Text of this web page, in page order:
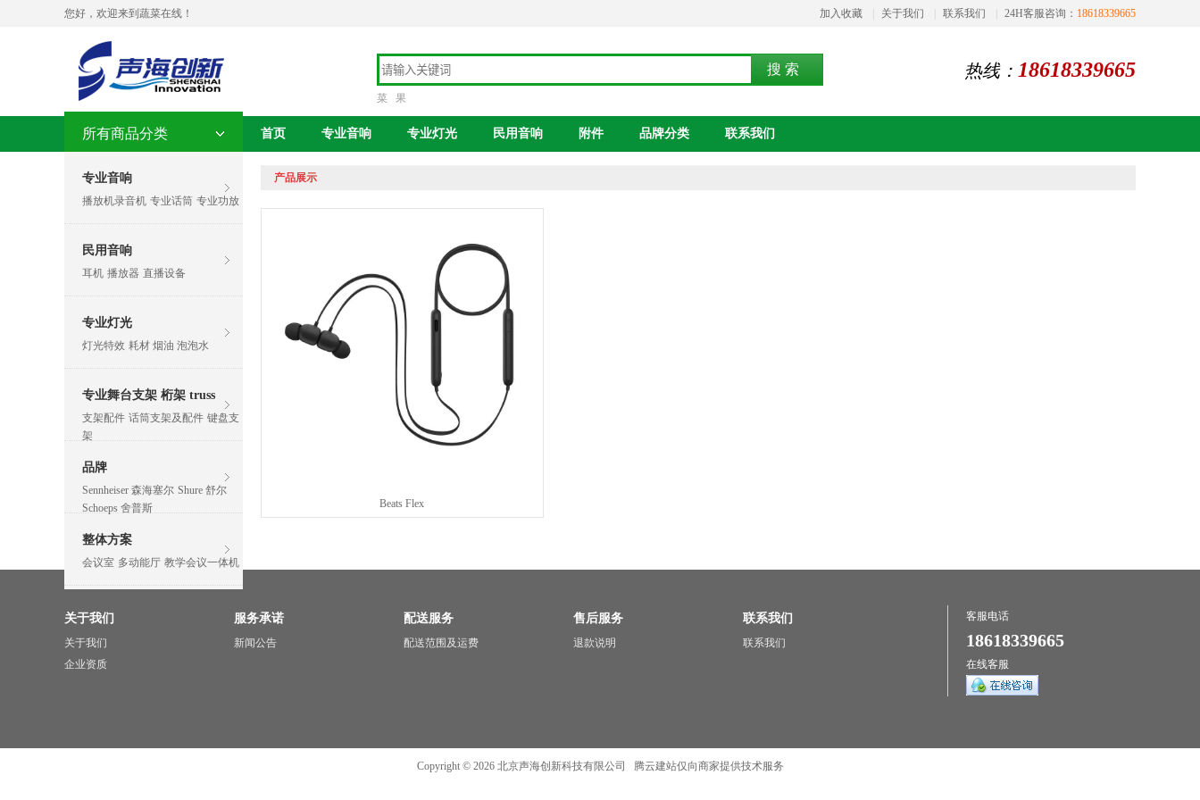
您好，欢迎来到蔬菜在线！ 加入收藏 关于我们 联系我们 24H客服咨询： 18618339665
菜 果
热线： 18618339665
所有商品分类
专业音响
播放机录音机 专业话筒 专业功放
民用音响
耳机 播放器 直播设备
专业灯光
灯光特效 耗材 烟油 泡泡水
专业舞台支架 桁架 truss
支架配件 话筒支架及配件 键盘支
架
品牌
Sennheiser 森海塞尔 Shure 舒尔
Schoeps 舍普斯
整体方案
会议室 多动能厅 教学会议一体机
首页 专业音响 专业灯光 民用音响 附件 品牌分类 联系我们
产品展示
Beats Flex
关于我们
关于我们
企业资质
服务承诺
新闻公告
配送服务
配送范围及运费
售后服务
退款说明
联系我们
联系我们
客服电话
18618339665
在线客服
Copyright © 2026 北京声海创新科技有限公司 腾云建站仅向商家提供技术服务